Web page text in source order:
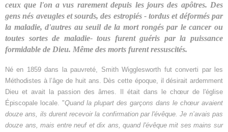
ceux que l'on a vus rarement depuis les jours des apôtres. Des
gens nés aveugles et sourds, des estropiés - tordus et déformés par
la maladie, d'autres au seuil de la mort rongés par le cancer ou
toutes sortes de maladie- tous furent guéris par la puissance
formidable de Dieu. Même des morts furent ressuscités.
Né en 1859 dans la pauvreté, Smith Wigglesworth fut converti par les
Méthodistes à l’âge de huit ans. Dès cette époque, il désirait ardemment
Dieu et avait la passion des âmes. Il était dans le chœur de l'église
Épiscopale locale. "Quand la plupart des garçons dans le chœur avaient
douze ans, ils durent recevoir la confirmation par l'évêque. Je n’avais pas
douze ans, mais entre neuf et dix ans, quand l'évêque mit ses mains sur